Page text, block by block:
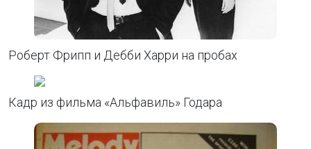
Роберт Фрипп и Дебби Харри на пробах
Кадр из фильма «Альфавиль» Годара